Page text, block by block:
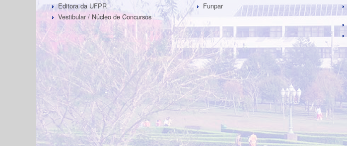
Editora da UFPR
Vestibular / Núcleo de Concursos
Funpar